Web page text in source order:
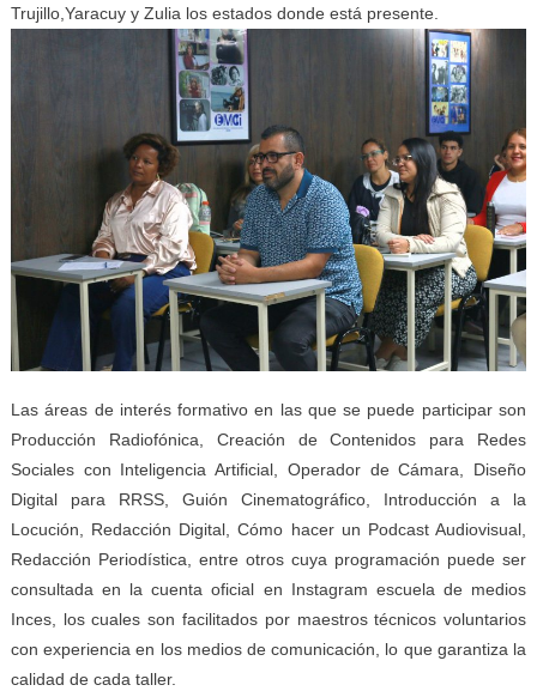
Trujillo,Yaracuy y Zulia los estados donde está presente.
Las áreas de interés formativo en las que se puede participar son
Producción Radiofónica, Creación de Contenidos para Redes
Sociales con Inteligencia Artificial, Operador de Cámara, Diseño
Digital para RRSS, Guión Cinematográfico, Introducción a la
Locución, Redacción Digital, Cómo hacer un Podcast Audiovisual,
Redacción Periodística, entre otros cuya programación puede ser
consultada en la cuenta oficial en Instagram escuela de medios
Inces, los cuales son facilitados por maestros técnicos voluntarios
con experiencia en los medios de comunicación, lo que garantiza la
calidad de cada taller.